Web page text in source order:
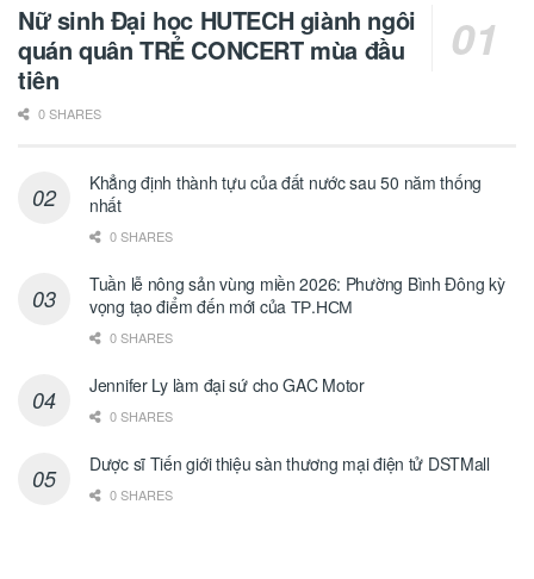
Nữ sinh Đại học HUTECH giành ngôi
quán quân TRẺ CONCERT mùa đầu
tiên
0 SHARES
Khẳng định thành tựu của đất nước sau 50 năm thống
nhất
0 SHARES
Tuần lễ nông sản vùng miền 2026: Phường Bình Đông kỳ
vọng tạo điểm đến mới của ТР.НСМ
0 SHARES
Jennifer Ly làm đại sứ cho GAC Motor
0 SHARES
Dược sĩ Tiến giới thiệu sàn thương mại điện tử DSTMall
0 SHARES